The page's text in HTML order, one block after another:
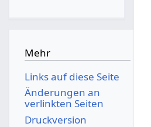
Mehr
Links auf diese Seite
Änderungen an
verlinkten Seiten
Druckversion